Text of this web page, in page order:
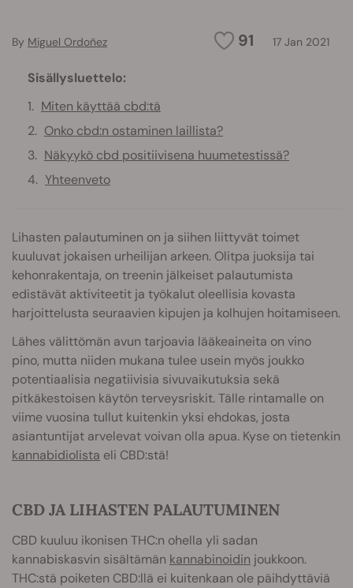
91 17 Jan 2021
By Miguel Ordoñez
Sisällysluettelo:
Miten käyttää cbd:tä
Onko cbd:n ostaminen laillista?
Näkyykö cbd positiivisena huumetestissä?
Yhteenveto
Lihasten palautuminen on ja siihen liittyvät toimet
kuuluvat jokaisen urheilijan arkeen. Olitpa juoksija tai
kehonrakentaja, on treenin jälkeiset palautumista
edistävät aktiviteetit ja työkalut oleellisia kovasta
harjoittelusta seuraavien kipujen ja kolhujen hoitamiseen.
Lähes välittömän avun tarjoavia lääkeaineita on vino
pino, mutta niiden mukana tulee usein myös joukko
potentiaalisia negatiivisia sivuvaikutuksia sekä
pitkäkestoisen käytön terveysriskit. Tälle rintamalle on
viime vuosina tullut kuitenkin yksi ehdokas, josta
asiantuntijat arvelevat voivan olla apua. Kyse on tietenkin
kannabidiolista eli CBD:stä!
CBD JA LIHASTEN PALAUTUMINEN
CBD kuuluu ikonisen THC:n ohella yli sadan
kannabiskasvin sisältämän kannabinoidin joukkoon.
THC:stä poiketen CBD:llä ei kuitenkaan ole päihdyttäviä